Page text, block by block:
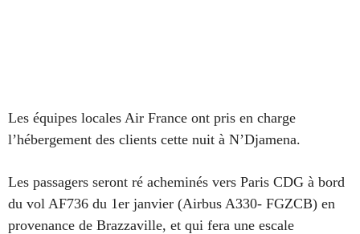
Les équipes locales Air France ont pris en charge
l’hébergement des clients cette nuit à N’Djamena.
Les passagers seront ré acheminés vers Paris CDG à bord
du vol AF736 du 1er janvier (Airbus A330- FGZCB) en
provenance de Brazzaville, et qui fera une escale